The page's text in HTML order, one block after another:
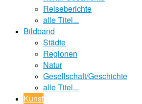
Reiseberichte
alle Titel...
Bildband
Städte
Regionen
Natur
Gesellschaft/Geschichte
alle Titel...
Kunst